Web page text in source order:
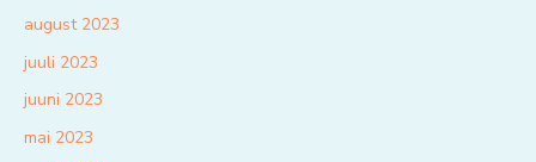
august 2023
juuli 2023
juuni 2023
mai 2023